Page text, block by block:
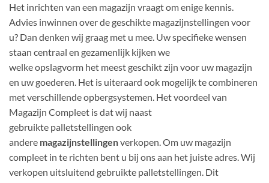
Het inrichten van een magazijn vraagt om enige kennis.
Advies inwinnen over de geschikte magazijnstellingen voor
u? Dan denken wij graag met u mee. Uw specifieke wensen
staan centraal en gezamenlijk kijken we
welke opslagvorm het meest geschikt zijn voor uw magazijn
en uw goederen. Het is uiteraard ook mogelijk te combineren
met verschillende opbergsystemen. Het voordeel van
Magazijn Compleet is dat wij naast
gebruikte palletstellingen ook
andere magazijnstellingenverkopen. Om uw magazijn
compleet in te richten bent u bij ons aan het juiste adres. Wij
verkopen uitsluitend gebruikte palletstellingen. Dit